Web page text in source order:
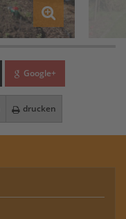
Google+
drucken